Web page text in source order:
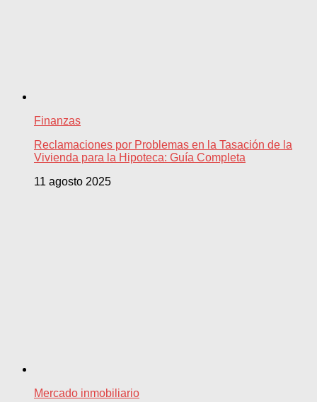
Finanzas
Reclamaciones por Problemas en la Tasación de la
Vivienda para la Hipoteca: Guía Completa
11 agosto 2025
Mercado inmobiliario